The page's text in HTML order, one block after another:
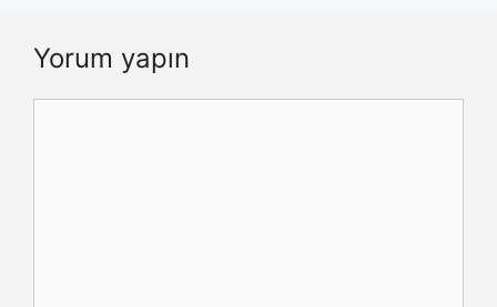
Yorum yapın